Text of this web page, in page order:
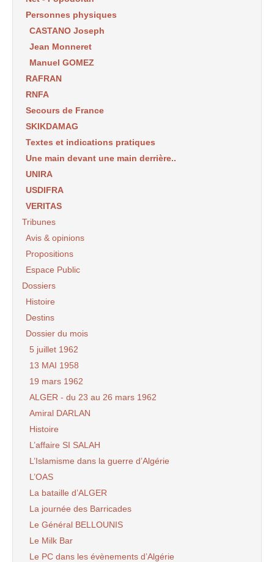
Personnes physiques
CASTANO Joseph
Jean Monneret
Manuel GOMEZ
RAFRAN
RNFA
Secours de France
SKIKDAMAG
Textes et indications pratiques
Une main devant une main derrière..
UNIRA
USDIFRA
VERITAS
Tribunes
Avis & opinions
Propositions
Espace Public
Dossiers
Histoire
Destins
Dossier du mois
5 juillet 1962
13 MAI 1958
19 mars 1962
ALGER - du 23 au 26 mars 1962
Amiral DARLAN
Histoire
L’affaire SI SALAH
L’Islamisme dans la guerre d’Algérie
L’OAS
La bataille d’ALGER
La journée des Barricades
Le Général BELLOUNIS
Le Milk Bar
Le PC dans les évènements d’Algérie